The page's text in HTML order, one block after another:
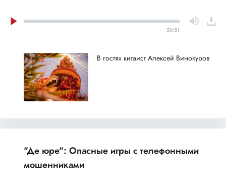
50:51
В гостях китаист Алексей Винокуров
"Де юре": Опасные игры с телефонными
мошенниками